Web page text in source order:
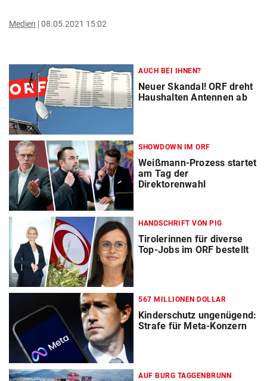
Medien 08.05.2021 15:02
AUCH BEI IHNEN?
Neuer Skandal! ORF dreht
Haushalten Antennen ab
SHOWDOWN IM ORF
Weißmann-Prozess startet
am Tag der
Direktorenwahl
HANDSCHRIFT VON PIG
Tirolerinnen für diverse
Top-Jobs im ORF bestellt
567 MILLIONEN DOLLAR
Kinderschutz ungenügend:
Strafe für Meta-Konzern
AUF BURG TAGGENBRUNN